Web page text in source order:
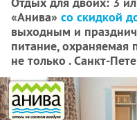
«Анива» со скидкой
выходным и
питание, охраняемая
не только . Санкт-